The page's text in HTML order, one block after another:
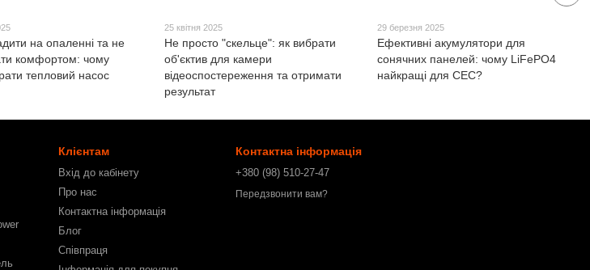
на опаленні та не
комфортом: чому
тепловий насос
25 квітня 2025
Не просто "скельце": як вибрати
об'єктив для камери
відеоспостереження та отримати
результат
29 березня 2025
Ефективні акумулятори для
сонячних панелей: чому LiFePO4
найкращі для СЕС?
Клієнтам
Вхід до кабінету
Про нас
Контактна інформація
Блог
Співпраця
Контактна інформація
+380 (98) 510-27-47
Передзвонити вам?